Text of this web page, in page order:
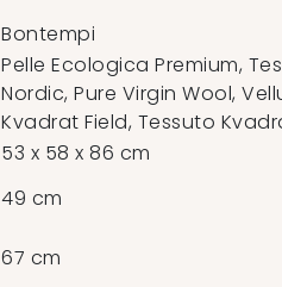
Bontempi
Pelle Ecologica Premium,
Nordic, Pure Virgin Wool,
Kvadrat Field, Tessuto
53 x 58 x 86 cm
49 cm
67 cm